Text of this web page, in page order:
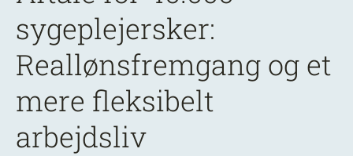
sygeplejersker:
Reallønsfremgang og et
mere fleksibelt
arbejdsliv